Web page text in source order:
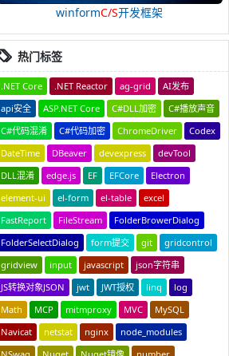
winformC/S开发框架
热门标签
.NET Core .NET Reactor ag-grid
AI发布
api安全
ASP.NET Core C#DLL加密
C#播放声音
C#代码混淆
C#代码加密 ChromeDriver
Codex
DateTime
DBeaver devexpress
devTool
DLL混淆
edge.js EF EFCore
Electron
element-ui
el-form el-table
excel
FastReport
FileStream
FolderBrowerDialog
FolderSelectDialog
form提交 git
gridcontrol
gridview
input javascript
json字符串
JS转换对象JSON
jwt JWT授权 linq
log
Math
MCP mitmproxy MVC
MySQL
Navicat
netstat nginx
node_modules